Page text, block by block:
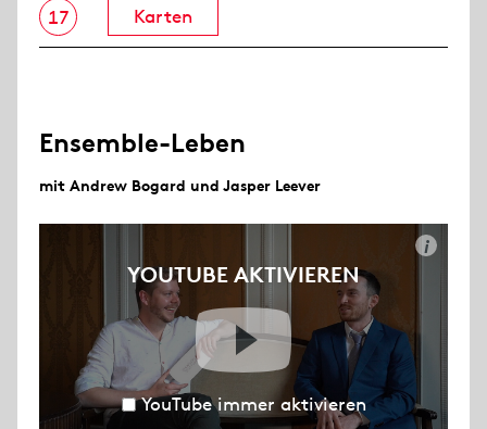
17
Karten
Ensemble-Leben
mit Andrew Bogard und Jasper Leever
YOUTUBE AKTIVIEREN
i
YouTube immer aktivieren